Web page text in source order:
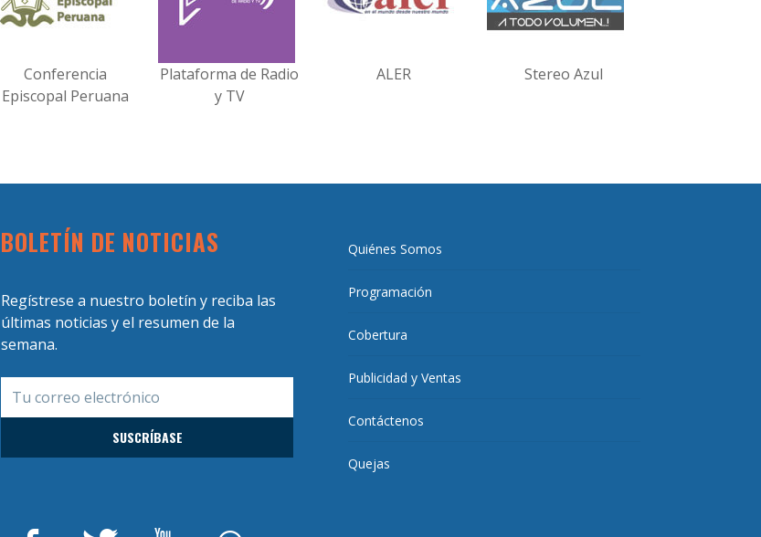
Conferencia
Episcopal Peruana
Plataforma de Radio
y TV
ALER Stereo Azul
BOLETÍN DE NOTICIAS
Regístrese a nuestro boletín y reciba las
últimas noticias y el resumen de la
semana.
Quiénes Somos
Programación
Cobertura
Publicidad y Ventas
Contáctenos
Quejas